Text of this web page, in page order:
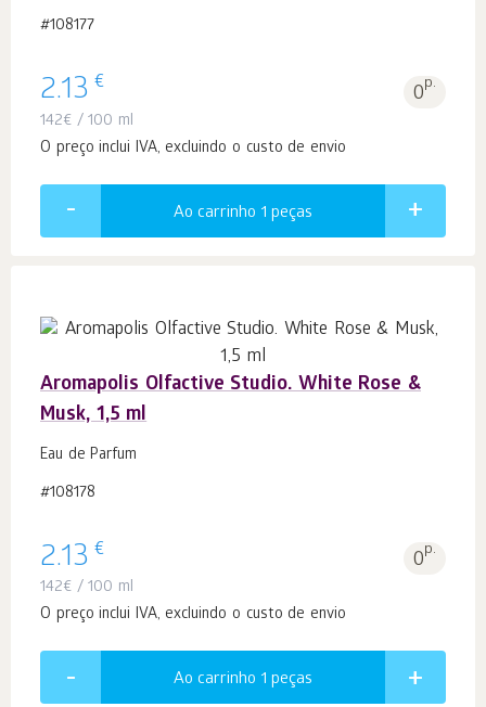
#108177
2.13 € 0p.
142€ / 100 ml
O preço inclui IVA, excluindo o custo de envio
Ao carrinho 1 peças
Aromapolis Olfactive Studio. White Rose &
Musk, 1,5 ml
Eau de Parfum
#108178
2.13 € 0p.
142€ / 100 ml
O preço inclui IVA, excluindo o custo de envio
Ao carrinho 1 peças